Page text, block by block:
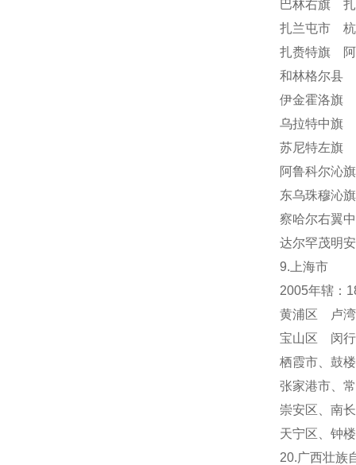
巴林右旗
扎兰屯市
扎赉特旗
和林格尔县
伊金霍洛旗
乌拉特中旗
苏尼特左旗
阿鲁科尔沁
东乌珠穆沁
察哈尔右翼
达尔罕茂明
9.上海市
2005年辖：
黄浦区 卢
宝山区 闵
栖霞市、 鼓
张家港市、
崇安区、南
天宁区
钟
20.广西壮族